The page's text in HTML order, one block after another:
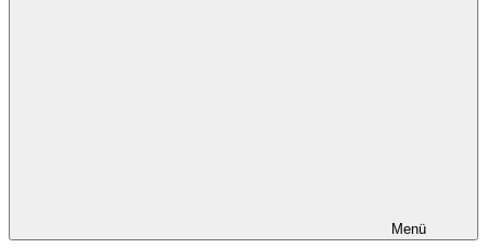
Menü